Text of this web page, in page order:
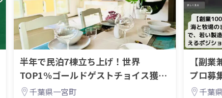
半年で民泊7棟立ち上げ！世界
TOP1%ゴールドゲストチョイス獲
得！民泊を学びたい若者募集！
千葉県一宮町
【副
プロ募
指す館
千葉